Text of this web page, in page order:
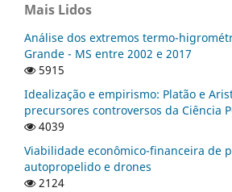
Mais Lidos
Análise dos extremos termo-
Grande - MS entre 2002 e 2017
5915
Idealização e empirismo: Platão e
precursores controversos da Ciência
4039
Viabilidade econômico-financeira de
autopropelido e drones
2124